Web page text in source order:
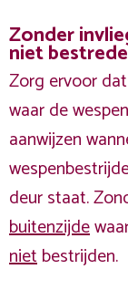
Zonder
niet
Zorg ervoor
waar de
aanwijzen
deur staat.
buitenzijde
nietbestrijden.